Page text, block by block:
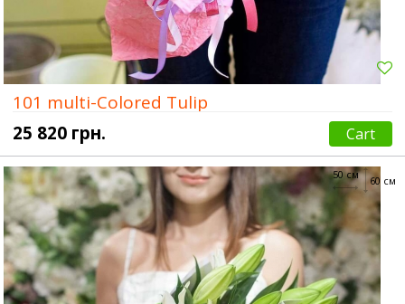
101 multi-Colored Tulip
25 820 грн.
Cart
60 см
50 см